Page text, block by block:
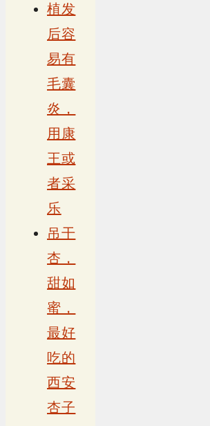
植发
后容
易有
毛囊
炎，
用康
王或
者采
乐
吊干
杏，
甜如
蜜，
最好
吃的
西安
杏子